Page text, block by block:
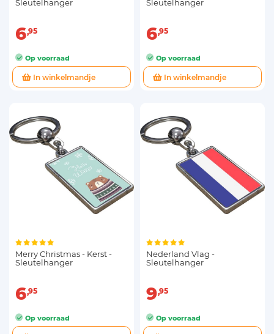
Sleutelhanger
6 95
Op voorraad
In winkelmandje
Sleutelhanger
6 95
Op voorraad
In winkelmandje
Merry Christmas - Kerst -
Sleutelhanger
6 95
Op voorraad
Nederland Vlag -
Sleutelhanger
9 95
Op voorraad